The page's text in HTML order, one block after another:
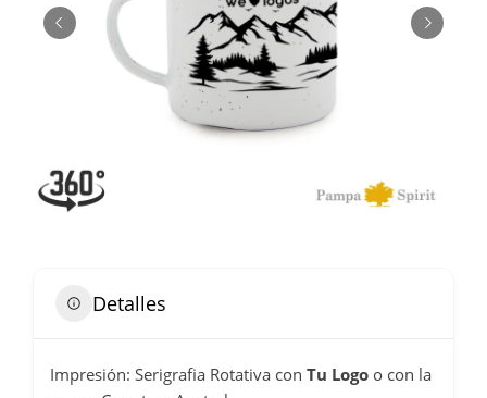
Detalles
Impresión: Serigrafia Rotativa con Tu Logo o con la